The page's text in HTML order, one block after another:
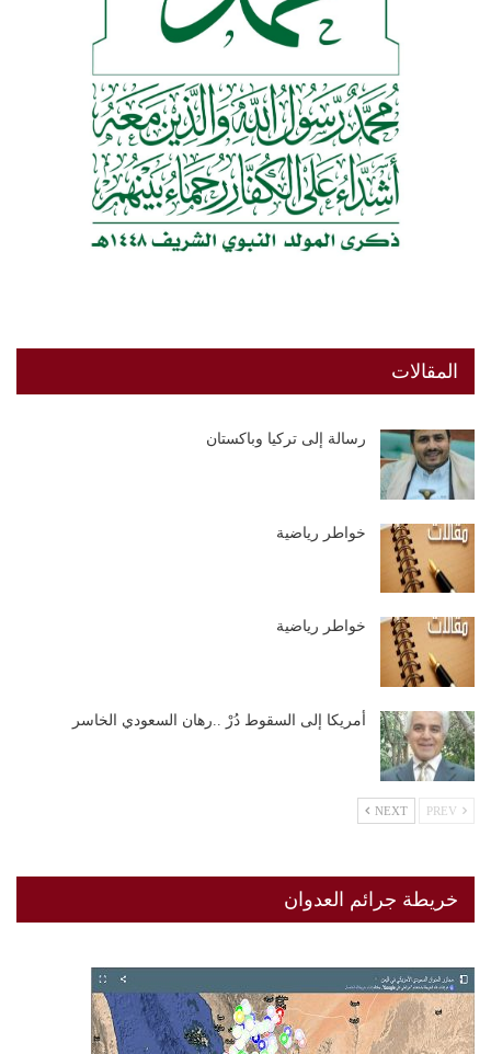
المقالات
رسالة إلى تركيا وباكستان
خواطر رياضية
خواطر رياضية
أمريكا إلى السقوط دُرْ ..رهان السعودي الخاسر
NEXT
خريطة جرائم العدوان